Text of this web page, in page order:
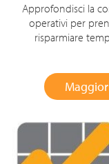
Approfondisci la
operativi per
risparmiare